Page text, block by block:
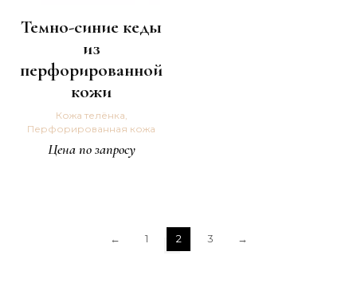
Темно-синие кеды
из
перфорированной
кожи
Кожа телёнка,
Перфорированная кожа
Цена по запросу
← 1 2 3 →